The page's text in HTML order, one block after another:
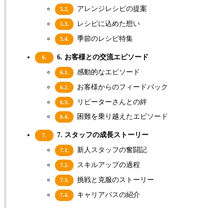
5.2. アレンジレシピの提案
5.3. レシピに込めた想い
5.4. 季節のレシピ特集
6. 6. お客様との交流エピソード
6.1. 感動的なエピソード
6.2. お客様からのフィードバック
6.3. リピーターさんとの絆
6.4. 困難を乗り越えたエピソード
7. 7. スタッフの成長ストーリー
7.1. 新人スタッフの奮闘記
7.2. スキルアップの過程
7.3. 挑戦と克服のストーリー
7.4. キャリアパスの紹介